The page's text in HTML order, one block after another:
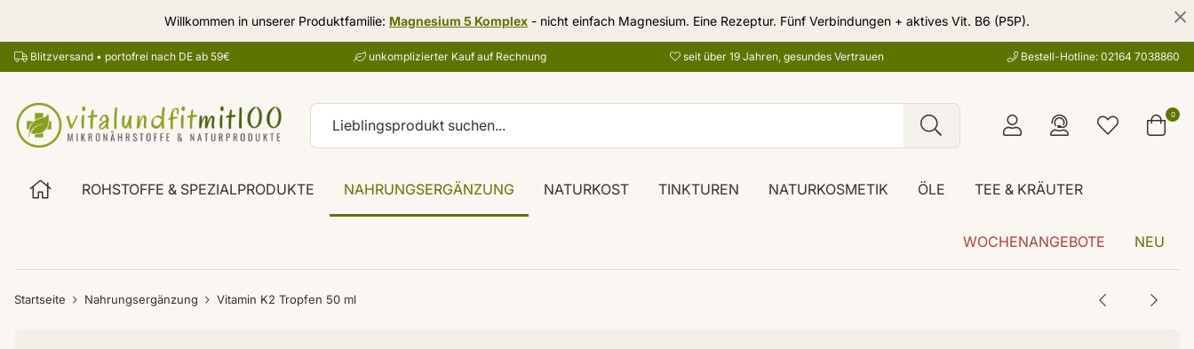
Willkommen in unserer Produktfamilie: Magnesium 5 Komplex - nicht einfach Magnesium. Eine Rezeptur. Fünf Verbindungen + aktives Vit. B6 (P5P).
Blitzversand • portofrei nach DE ab 59€ unkomplizierter Kauf auf Rechnung seit über 19 Jahren, gesundes Vertrauen Bestell-Hotline: 02164 7038860
ROHSTOFFE & SPEZIALPRODUKTE NAHRUNGSERGÄNZUNG NATURKOST TINKTUREN NATURKOSMETIK ÖLE TEE & KRÄUTER
WOCHENANGEBOTE NEU
0
Startseite Nahrungsergänzung Vitamin K2 Tropfen 50 ml